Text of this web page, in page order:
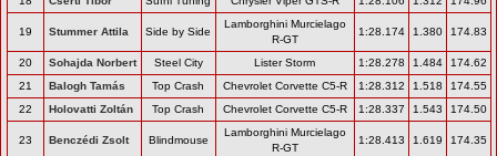
19 Stummer Attila Side by Side
Lamborghini Murcielago
R-GT
1:28.174 1.380 174.83
20 Sohajda Norbert Steel City Lister Storm 1:28.278 1.484
174.62
21
Balogh Tamás Top Crash Chevrolet Corvette C5-R 1:28.312 1.518
174.55
22
Holovatti Zoltán Top Crash Chevrolet Corvette C5-R 1:28.337 1.543 174.50
23 Benczédi Zsolt Blindmouse
Lamborghini Murcielago
R-GT
1:28.413 1.619 174.35